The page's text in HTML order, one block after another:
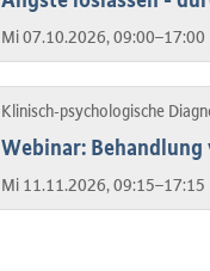
Mi 07.10.2026,
Klinisch-psychologische
Webinar:
Mi 11.11.2026,